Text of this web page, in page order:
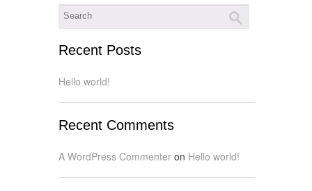
Recent Posts
Hello world!
Recent Comments
A WordPress Commenter on Hello world!